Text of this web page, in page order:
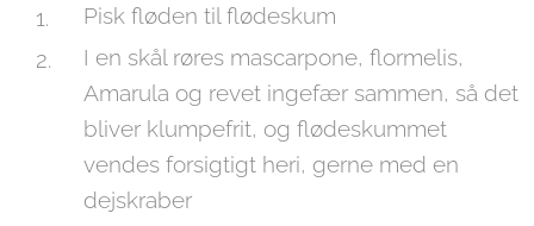
Pisk fløden til flødeskum
I en skål røres mascarpone, flormelis,
Amarula og revet ingefær sammen, så det
bliver klumpefrit, og flødeskummet
vendes forsigtigt heri, gerne med en
dejskraber